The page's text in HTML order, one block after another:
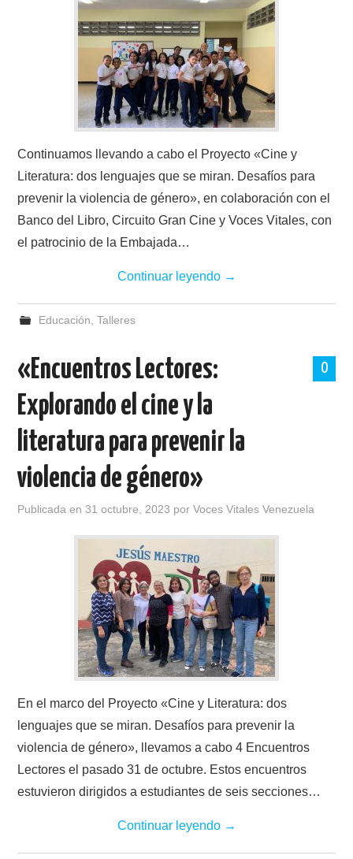
Continuamos llevando a cabo el Proyecto «Cine y
Literatura: dos lenguajes que se miran. Desafíos para
prevenir la violencia de género», en colaboración con el
Banco del Libro, Circuito Gran Cine y Voces Vitales, con
el patrocinio de la Embajada…
Continuar leyendo →
Educación Talleres
0
«Encuentros Lectores:
Explorando el cine y la
literatura para prevenir la
violencia de género»
Publicada en31 octubre, 2023 porVoces Vitales Venezuela
En el marco del Proyecto «Cine y Literatura: dos
lenguajes que se miran. Desafíos para prevenir la
violencia de género», llevamos a cabo 4 Encuentros
Lectores el pasado 31 de octubre. Estos encuentros
estuvieron dirigidos a estudiantes de seis secciones…
Continuar leyendo →